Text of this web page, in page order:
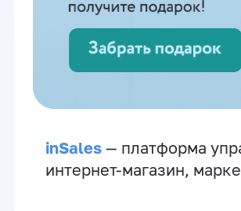
inSales — платформа
интернет-магазин,